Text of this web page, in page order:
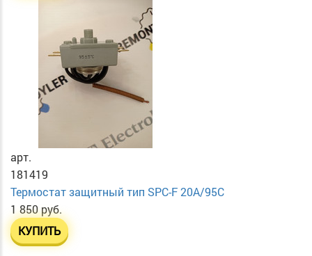
арт.
181419
Термостат защитный тип SPC-F 20A/95C
1 850 руб.
КУПИТЬ